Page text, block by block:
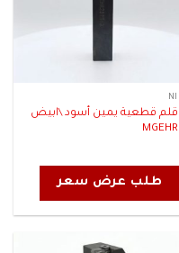
NI
قلم قطعية يمين أسود \ابيض
MGEHR
طلب عرض سعر